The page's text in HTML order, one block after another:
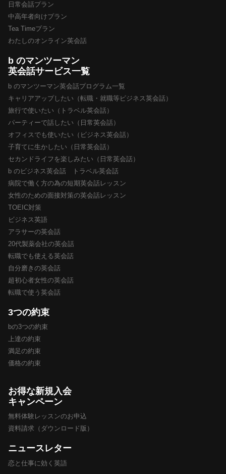
日常会話プラン
中高年者向けプラン
Tea Timeプラン
わたしのオンライン英会話
b のマンツーマン
英会話サービス一覧
b のマンツーマン英会話プログラム一覧
キャリアアップしたい（転職・就職等ビジネス英会話）
旅行で使いたい（トラベル英会話）
パーティーで話したい（日常英会話）
オフィスでも使いたい（ビジネス英会話）
子育てに生かしたい（日常英会話）
セカンドライフを楽しみたい（日常英会話）
b のビジネス英会話 トラベル英会話
病院で働く方の為の短期英会話レッスン
女性のための面接対策の英会話レッスン
TOEIC対策
ビジネス英語
アラサーの英会話
20代製薬会社の英会話
転職でも使える英会話
自分磨きの英会話
超初心者女性の英会話
転職で使う英会話
3つの約束
bの3つの約束
上達の約束
満足の約束
価格の約束
お得な新規入会
キャンペーン
無料体験レッスンのお申込
資料請求（ダウンロード版）
ニュースレター
恋と仕事に効く英語